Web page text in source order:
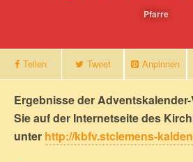
Pfarre
Teilen Tweet Anpinnen
Ergebnisse der
Sie auf der Internetseite des
unter http://kbfv.stclemens-